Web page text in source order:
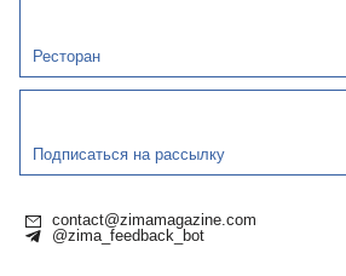
Ресторан
Подписаться на рассылку
contact@zimamagazine.com
@zima_feedback_bot